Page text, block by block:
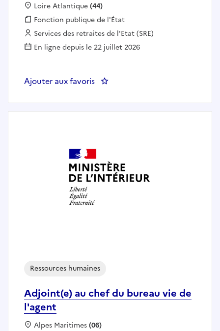
Localisation :
Loire Atlantique(44)
Fonction publique :
Fonction publique de l'État
Employeur :
Services des retraites de l'Etat (SRE)
En ligne depuis le 22 juillet 2026
Ajouter aux favoris : CONSEILLER / CONSEILLERE
Adjoint(e) au chef du bureau vie de
l'agent
Ressources humaines
Localisation :
Alpes Maritimes(06)